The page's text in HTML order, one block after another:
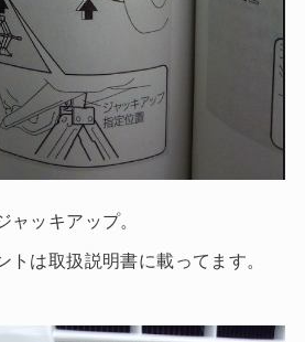
ャッキアップ。
トは取扱説明書に載ってます。